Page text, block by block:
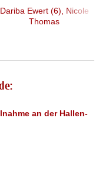
Dariba Ewert (6), Nicole
Thomas
an der Hallen-